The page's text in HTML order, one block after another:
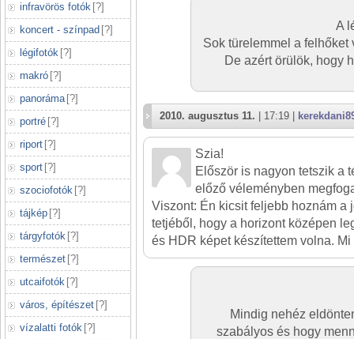
infravörös fotók [?]
koncert - színpad [?]
légifotók [?]
makró [?]
panoráma [?]
portré [?]
riport [?]
sport [?]
szociofotók [?]
tájkép [?]
tárgyfotók [?]
természet [?]
utcaifotók [?]
város, építészet [?]
vízalatti fotók [?]
A
Sok türelemmel a felhőket
De azért örülök, hogy
2010. augusztus 11. | 17:19 |
Szia!
Először is nagyon tetszik a
előző véleményben
Viszont: Én kicsit feljebb hoznám a
tetjéből, hogy a horizont középen
és HDR képet készítettem volna.
Mindig nehéz
szabályos és hogy